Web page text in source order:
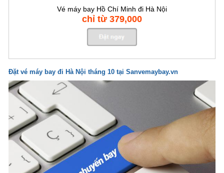
Vé máy bay Hồ Chí Minh đi Hà Nội
chỉ từ 379,000
Đặt vé máy bay đi Hà Nội tháng 10 tại Sanvemaybay.vn